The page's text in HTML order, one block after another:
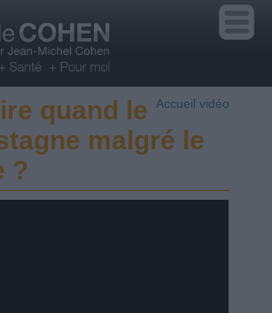
Accueil vidéo
quand le
malgré le
?